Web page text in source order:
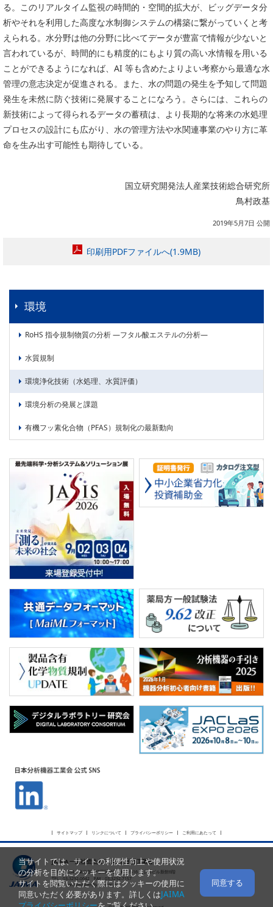
る。このリアルタイム監視の時間的・空間的拡大が、ビッグデータ分
析やそれを利用した高度な水制御システムの構築に繋がっていくと考
えられる。水分野は他の分野に比べてデータが豊富で情報が少ないと
言われているが、時間的にも精度的にもより質の高い水情報を用いる
ことができるようになれば、AI 等も含めたよりよい考察から最適な水
管理の意志決定が促進される。また、水の問題の発生を予知して問題
発生を未然に防ぐ技術に発展することになろう。さらには、これらの
新技術によって得られるデータの蓄積は、より長期的な将来の水処理
プロセスの設計にも広がり、水の管理方法や水関連事業のやり方に革
命を生み出す可能性も期待している。
国立研究開発法人産業技術総合研究所
鳥村政基
2019年5月7日 公開
印刷用PDFファイルへ(1.9MB)
環境
RoHS 指令規制物質の分析 ―フタル酸エステルの分析―
水質規制
環境浄化技術（水処理、水質評価）
環境分析の発展と課題
有機フッ素化合物（PFAS）規制化の最新動向
サイトマップ リンクについて プライバシーポリシー ご利用にあたって
JAIMA 一般社団法人 日本分析機器工業会
〒101-0054 東京都千代田区神田錦町2-5-16 名古路ビル新館6階
TEL : 03-3292-0642 FAX : 03-3292-7157
E-mail :webmaster@jaima.or.jp
当サイトでは、サイトの利便性向上や使用状況
の分析を目的にクッキーを使用します。
サイトを閲覧いただく際にはクッキーの使用に
同意いただく必要があります。詳しくはJAIMA
同意する